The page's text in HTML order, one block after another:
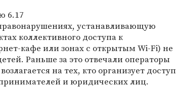
6.17
устанавливающую
коллективного доступа к
кафе или зонах с открытым Wi-Fi) не
Раньше за это отвечали операторы
на тех, кто организует доступ
и юридических лиц.